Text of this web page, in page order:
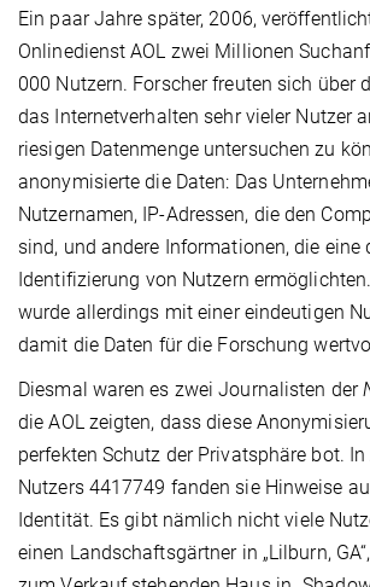
Ein paar Jahre später, 2006,
Onlinedienst AOL zwei Millionen
000 Nutzern. Forscher freuten sich über
das Internetverhalten sehr vieler Nutzer
riesigen Datenmenge untersuchen zu
anonymisierte die Daten: Das
Nutzernamen, IP-Adressen, die den
sind, und andere Informationen, die eine
Identifizierung von Nutzern
wurde allerdings mit einer eindeutigen
damit die Daten für die Forschung
Diesmal waren es zwei Journalisten der
die AOL zeigten, dass diese
perfekten Schutz der Privatsphäre bot.
Nutzers 4417749 fanden sie Hinweise
Identität. Es gibt nämlich nicht viele
einen Landschaftsgärtner in „Lilburn,